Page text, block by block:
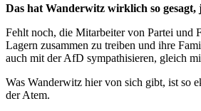
Das hat Wanderwitz wirklich so gesagt,
Fehlt noch, die Mitarbeiter von Partei und
Lagern zusammen zu treiben und ihre
auch mit der AfD sympathisieren, gleich
Was Wanderwitz hier von sich gibt, ist so
der Atem.